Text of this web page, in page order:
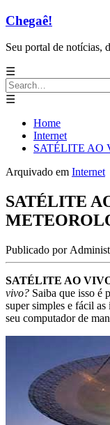
Chegaê!
Seu portal de notícias,
☰
Search
for:
☰
Home
Internet
SATÉLITE AO
Arquivado em Internet
SATÉLITE
Publicado por
SATÉLITE AO
vivo? Saiba que isso é
super simples e fácil
seu computador de